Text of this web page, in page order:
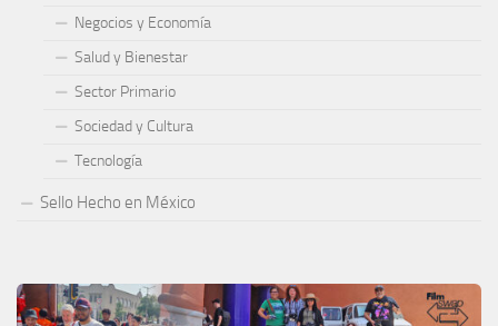
Negocios y Economía
Salud y Bienestar
Sector Primario
Sociedad y Cultura
Tecnología
Sello Hecho en México